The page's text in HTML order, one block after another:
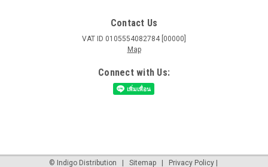
Contact Us
VAT ID 0105554082784 [00000]
Map
Connect with Us:
© Indigo Distribution | Sitemap| Privacy Policy|